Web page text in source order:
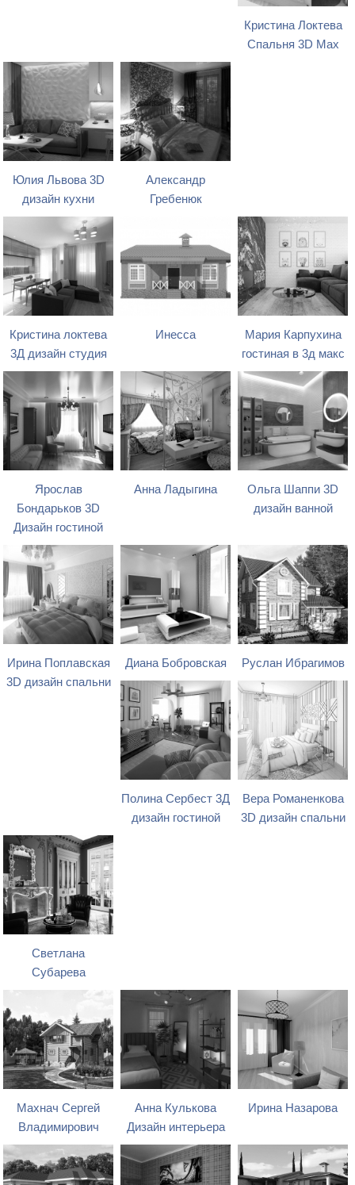
Кристина Локтева
Спальня 3D Max
Юлия Львова 3D
дизайн кухни
Александр
Гребенюк
Кристина локтева
3Д дизайн студия
Инесса
Мария Карпухина
гостиная в 3д макс
Ярослав
Бондарьков 3D
Дизайн гостиной
Анна Ладыгина
Ольга Шаппи 3D
дизайн ванной
Ирина Поплавская
3D дизайн спальни
Диана Бобровская Руслан Ибрагимов
Полина Сербест 3Д
дизайн гостиной
Вера Романенкова
3D дизайн спальни
Светлана
Субарева
Махнач Сергей
Владимирович
Анна Кулькова
Дизайн интерьера
Ирина Назарова